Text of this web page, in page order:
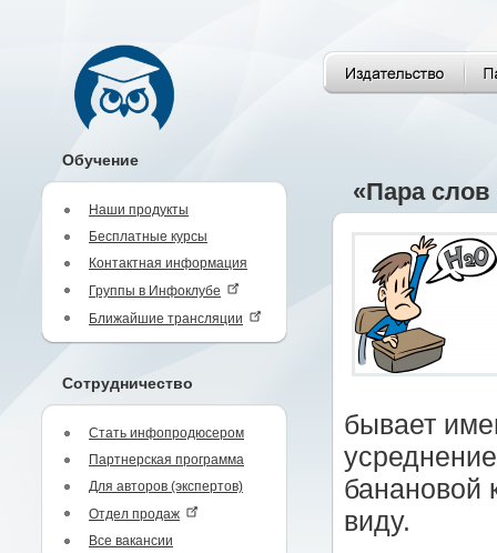
Обучение
Наши продукты
Бесплатные курсы
Контактная информация
Группы в Инфоклубе
Ближайшие трансляции
Сотрудничество
Стать инфопродюсером
Партнерская программа
Для авторов (экспертов)
Отдел продаж
Все вакансии
«Пара
бывает
банановой
виду.